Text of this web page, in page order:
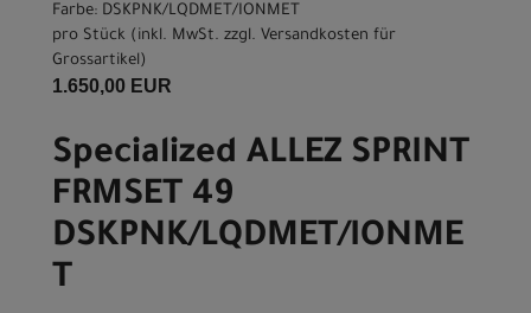
Farbe: DSKPNK/LQDMET/IONMET
pro Stück (inkl. MwSt. zzgl. Versandkosten für
Grossartikel)
1.650,00 EUR
Specialized ALLEZ SPRINT
FRMSET 49
DSKPNK/LQDMET/IONME
T